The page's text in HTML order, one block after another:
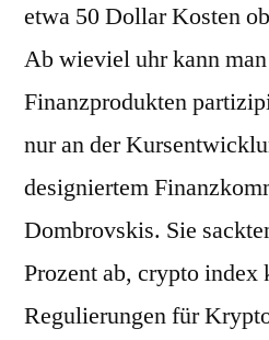
etwa 50 Dollar Kosten
Ab wieviel uhr kann
Finanzprodukten
nur an der
designiertem
Dombrovskis. Sie
Prozent ab, crypto index
Regulierungen für